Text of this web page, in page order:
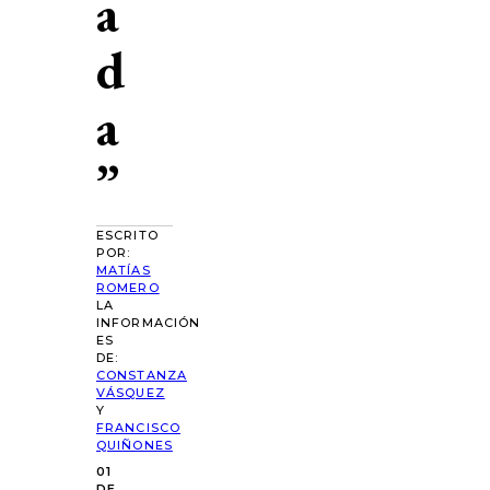
d
a
”
ESCRITO
POR:
MATÍAS
ROMERO
LA
INFORMACIÓN
ES
DE:
CONSTANZA
VÁSQUEZ
Y
FRANCISCO
QUIÑONES
01